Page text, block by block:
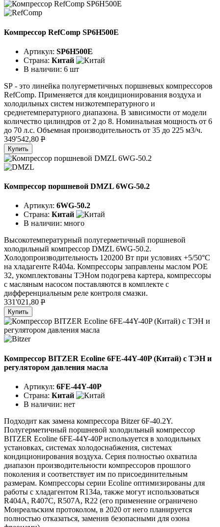
Компрессор RefComp SP6H500E
Артикул: SP6H500E
Страна: Китай
В наличии: 6 шт
SР - это линейка полугерметичных поршневых компрессоров
RefComp. Применяется для кондиционирования воздуха и
холодильных систем низкотемпературного и
среднетемпературного диапазона. В зависимости от модели
количество цилиндров от 2 до 8. Номинальная мощность от 6
до 70 л.с. Объемная производительность от 35 до 225 м3/ч.
349'542,80 P
Купить
Компрессор поршневой DMZL 6WG-50.2
Артикул: 6WG-50.2
Страна: Китай
В наличии: много
Высокотемпературный полугерметичный поршневой
холодильный компрессор DMZL 6WG-50.2.
Холодопроизводительность 120200 Вт при условиях +5/50°C
на хладагенте R404a. Компрессоры заправлены маслом POE
32, укомплектованы ТЭНом подогрева картера, компрессоры
с масляным насосом поставляются в комплекте с
дифференциальным реле контроля смазки.
331'021,80 P
Купить
Компрессор BITZER Ecoline 6FE-44Y-40P (Китай) c ТЭН и
регулятором давления масла
Артикул: 6FE-44Y-40P
Страна: Китай
В наличии: нет
Подходит как замена компрессора Bitzer 6F-40.2Y.
Полугерметичный поршневой холодильный компрессор
BITZER Ecoline 6FE-44Y-40P используется в холодильных
установках, системах холодоснабжения, системах
кондиционирования воздуха. Серия полностью охватила
диапазон производительности компрессоров прошлого
поколения и соответствует им по присоединительным
размерам. Компрессоры серии Ecoline оптимизированы для
работы с хладагентом R134a, также могут использоваться
R404A, R407C, R507A, R22 (его применение ограничено
Монреальским протоколом, в 2020 от него планируется
полностью отказаться, заменив безопасными для озона